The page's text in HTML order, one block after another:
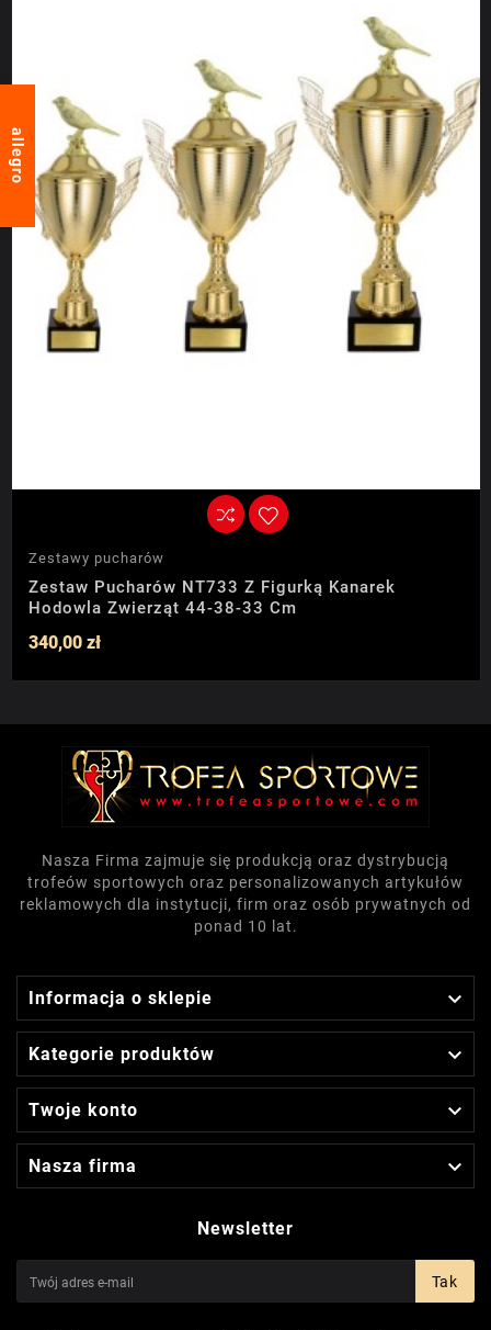
Zestawy pucharów
Zestaw Pucharów NT733 Z Figurką Kanarek
Hodowla Zwierząt 44-38-33 Cm
340,00 zł
Nasza Firma zajmuje się produkcją oraz dystrybucją
trofeów sportowych oraz personalizowanych artykułów
reklamowych dla instytucji, firm oraz osób prywatnych od
ponad 10 lat.
Informacja o sklepie 
Kategorie produktów 
Twoje konto 
Nasza firma 
Newsletter
Tak
allegro